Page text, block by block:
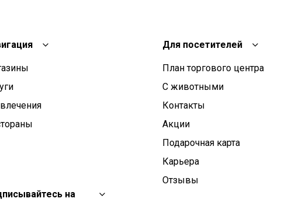
Для посетителей
План торгового центра
С животными
Контакты
Aкции
Подарочная карта
Карьера
Отзывы
на